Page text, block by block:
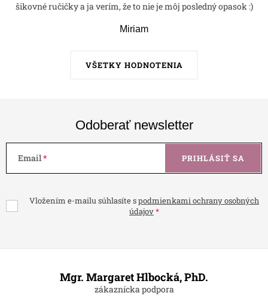
VŠETKY HODNOTENIA
šikovné ručičky a ja verím, že to nie je môj posledný opasok :)
Miriam
Odoberať newsletter
Email
Vložením e-mailu súhlasíte spodmienkami ochrany osobných
údajov
PRIHLÁSIŤ SA
Mgr. Margaret Hlbocká, PhD.